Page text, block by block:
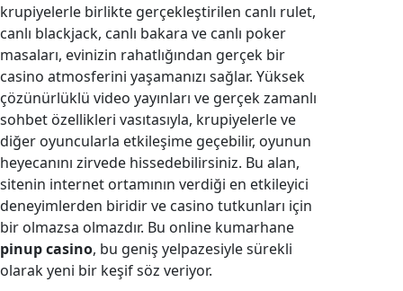
krupiyelerle birlikte gerçekleştirilen canlı rulet,
canlı blackjack, canlı bakara ve canlı poker
masaları, evinizin rahatlığından gerçek bir
casino atmosferini yaşamanızı sağlar. Yüksek
çözünürlüklü video yayınları ve gerçek zamanlı
sohbet özellikleri vasıtasıyla, krupiyelerle ve
diğer oyuncularla etkileşime geçebilir, oyunun
heyecanını zirvede hissedebilirsiniz. Bu alan,
sitenin internet ortamının verdiği en etkileyici
deneyimlerden biridir ve casino tutkunları için
bir olmazsa olmazdır. Bu online kumarhane
pinup casino, bu geniş yelpazesiyle sürekli
olarak yeni bir keşif söz veriyor.